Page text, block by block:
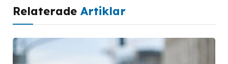
Relaterade Artiklar